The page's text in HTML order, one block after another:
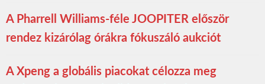
A Pharrell Williams-féle JOOPITER először
rendez kizárólag órákra fókuszáló aukciót
A Xpeng a globális piacokat célozza meg